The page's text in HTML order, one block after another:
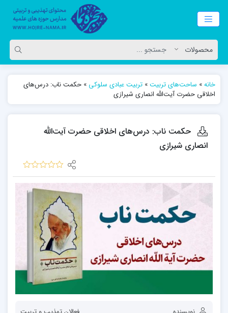
خانه» ساحت‌های تربیت» تربیت عبادی سلوکی » حکمت ناب: درس‌های
اخلاقی حضرت آیت‌الله انصاری شیرازی
حکمت ناب: درس‌های اخلاقی حضرت آیت‌الله
انصاری شیرازی